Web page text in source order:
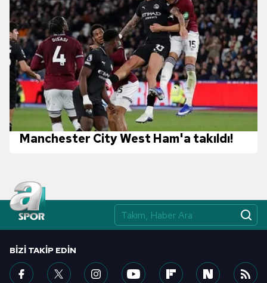
Manchester City West Ham'a takıldı!
BIZI TAKIP EDIN